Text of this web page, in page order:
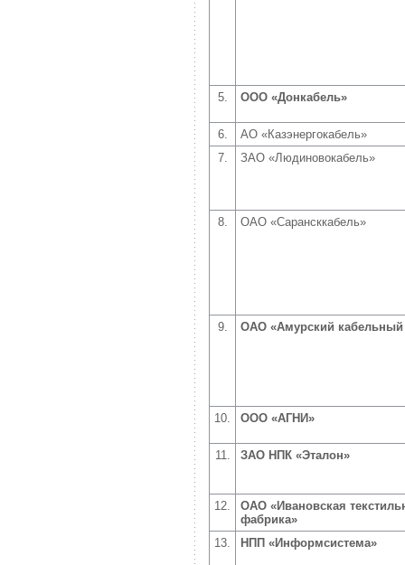
5. ООО «Донкабель»
6.
АО «Казэнергокабель»
7.
ЗАО «Людиновокабель»
8. ОАО «Сарансккабель»
9. ОАО «Амурский кабельный
10. ООО «АГНИ»
11. ЗАО НПК «Эталон»
12.
ОАО «Ивановская
фабрика»
13.
НПП «Информсистема»